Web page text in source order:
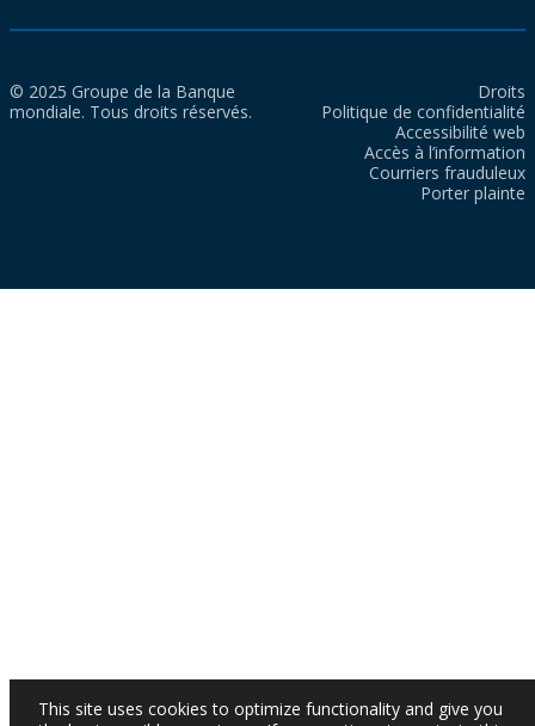
© 2025 Groupe de la Banque
mondiale. Tous droits réservés.
Droits
Politique de confidentialité
Accessibilité web
Accès à l’information
Courriers frauduleux
Porter plainte
This site uses cookies to optimize functionality and give you